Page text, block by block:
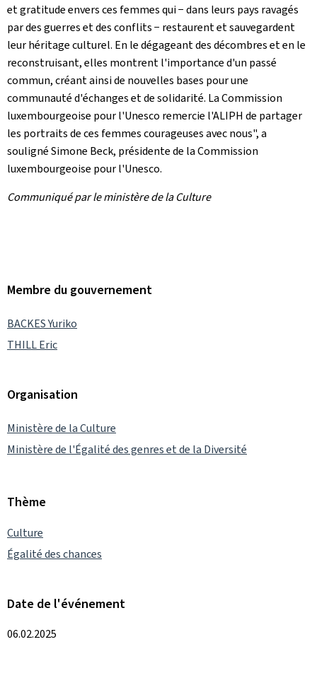
et gratitude envers ces femmes qui − dans leurs pays ravagés
par des guerres et des conflits − restaurent et sauvegardent
leur héritage culturel. En le dégageant des décombres et en le
reconstruisant, elles montrent l'importance d'un passé
commun, créant ainsi de nouvelles bases pour une
communauté d'échanges et de solidarité. La Commission
luxembourgeoise pour l'Unesco remercie l'ALIPH de partager
les portraits de ces femmes courageuses avec nous", a
souligné Simone Beck, présidente de la Commission
luxembourgeoise pour l'Unesco.
Communiqué par le ministère de la Culture
Membre du gouvernement
BACKES Yuriko
THILL Eric
Organisation
Ministère de la Culture
Ministère de l'Égalité des genres et de la Diversité
Thème
Culture
Égalité des chances
Date de l'événement
06.02.2025